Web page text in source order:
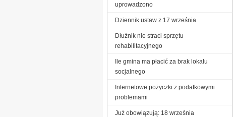
uprowadzono
Dziennik ustaw z 17 września
Dłużnik nie straci sprzętu
rehabilitacyjnego
Ile gmina ma płacić za brak lokalu
socjalnego
Internetowe pożyczki z podatkowymi
problemami
Już obowiązują: 18 września